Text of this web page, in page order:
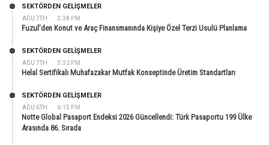
AĞU 7TH 3:38 PM
SEKTÖRDEN GELIŞMELER
Fuzul’den Konut ve Araç Finansmanında Kişiye Özel Terzi Usulü Planlama
AĞU 7TH 3:32 PM
SEKTÖRDEN GELIŞMELER
Helal Sertifikalı Muhafazakar Mutfak Konseptinde Üretim Standartları
AĞU 6TH 6:15 PM
SEKTÖRDEN GELIŞMELER
Notte Global Pasaport Endeksi 2026 Güncellendi: Türk Pasaportu 199 Ülke
Arasında 86. Sırada